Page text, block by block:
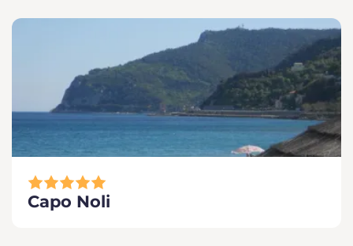
Capo Noli